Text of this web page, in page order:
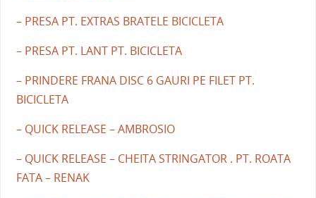
– PRESA PT. EXTRAS BRATELE BICICLETA
– PRESA PT. LANT PT. BICICLETA
– PRINDERE FRANA DISC 6 GAURI PE FILET PT.
BICICLETA
– QUICK RELEASE – AMBROSIO
– QUICK RELEASE – CHEITA STRINGATOR . PT. ROATA
FATA – RENAK